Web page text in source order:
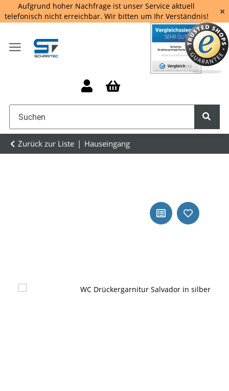
Aufgrund hoher Nachfrage ist unser Service aktuell
telefonisch nicht erreichbar. Wir bitten um Ihr Verständnis!
×
Zurück zur Liste Hauseingang